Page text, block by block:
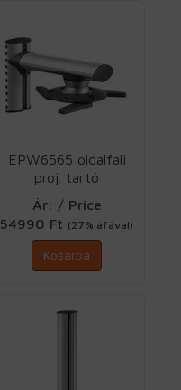
EPW6565 oldalfali
proj. tartó
(EPW6560+EPA6505)
Vogels
Ár: / Price
54990 Ft (27% áfával)
Kosárba